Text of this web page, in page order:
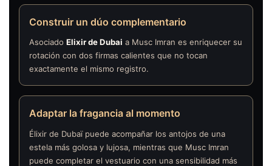
Construir un dúo complementario
Asociado Elixir de Dubai a Musc Imran es enriquecer su
rotación con dos firmas calientes que no tocan
exactamente el mismo registro.
Adaptar la fragancia al momento
Élixir de Dubaï puede acompañar los antojos de una
estela más golosa y lujosa, mientras que Musc Imran
puede completar el vestuario con una sensibilidad más